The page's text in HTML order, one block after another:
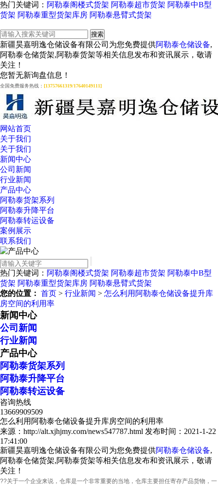
热门关键词： 阿勒泰阁楼式货架 阿勒泰超市货架 阿勒泰中B型
货架 阿勒泰重型货架库房 阿勒泰悬臂式货架
新疆昊嘉明逸仓储设备有限公司为您免费提供阿勒泰仓储设备,
阿勒泰仓储货架,阿勒泰货架等相关信息发布和资讯展示，敬请
关注！
您暂无新询盘信息！
全国免费服务热线： [13757661319/17640149111]
网站首页
关于我们
关于我们
新闻中心
公司新闻
行业新闻
产品中心
阿勒泰货架系列
阿勒泰升降平台
阿勒泰转运设备
案例展示
联系我们
热门关键词： 阿勒泰阁楼式货架 阿勒泰超市货架 阿勒泰中B型
货架 阿勒泰重型货架库房 阿勒泰悬臂式货架
您的位置： 首页 > 行业新闻 > 怎么利用阿勒泰仓储设备提升库
房空间的利用率
新闻中心
公司新闻
行业新闻
产品中心
阿勒泰货架系列
阿勒泰升降平台
阿勒泰转运设备
咨询热线
13669909509
怎么利用阿勒泰仓储设备提升库房空间的利用率
来源：http://alt.xjhjmy.com/news547787.html 发布时间：2021-1-22
17:41:00
新疆昊嘉明逸仓储设备有限公司为您免费提供阿勒泰仓储设备,
阿勒泰仓储货架,阿勒泰货架等相关信息发布和资讯展示，敬请
关注！
??关于一个企业来说，仓库是一个非常重要的当地，仓库主要担任寄存产品货物，一